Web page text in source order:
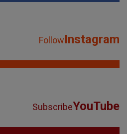
FollowInstagram
SubscribeYouTube